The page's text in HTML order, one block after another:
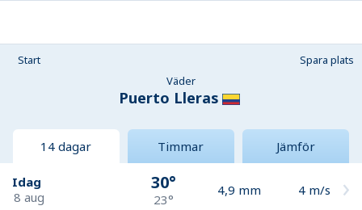
Start
Spara plats
Väder
Puerto Lleras
14 dagar Timmar Jämför
Idag
8 aug
30°
23°
4,9 mm 4 m/s